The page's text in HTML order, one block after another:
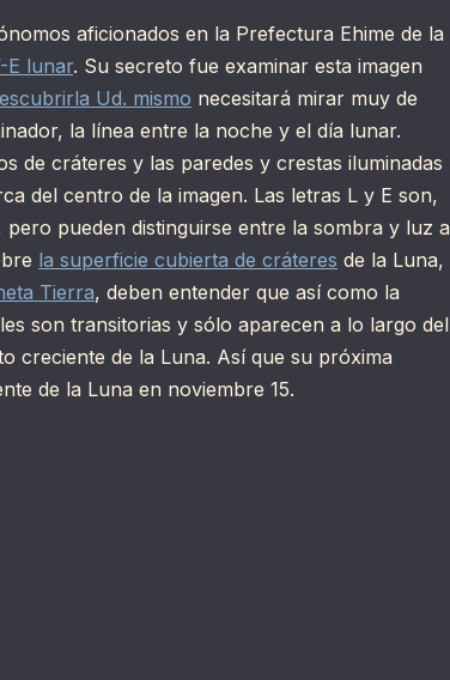
aficionados en la Prefectura Ehime de la
E lunar. Su secreto fue examinar esta imagen
Ud. mismo necesitará mirar muy de
la línea entre la noche y el día lunar.
de cráteres y las paredes y crestas iluminadas
del centro de la imagen. Las letras L y E son,
pueden distinguirse entre la sombra y luz a
la superficie cubierta de cráteres de la Luna,
Tierra, deben entender que así como la
son transitorias y sólo aparecen a lo largo del
creciente de la Luna. Así que su próxima
de la Luna en noviembre 15.